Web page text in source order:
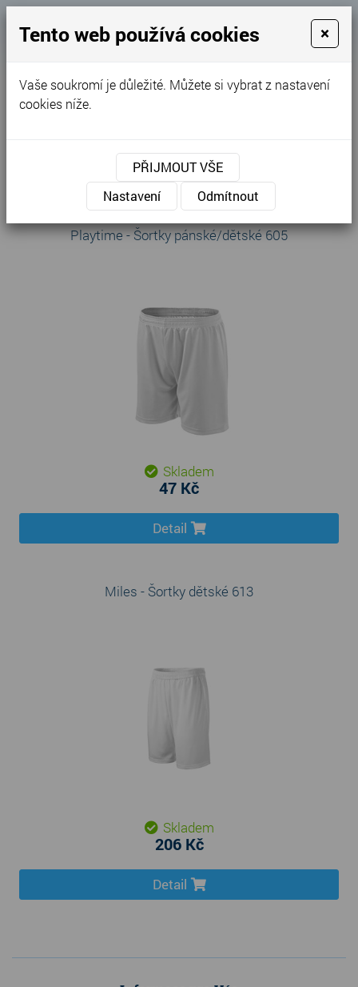
MENU
Dětské
Playtime - Šortky pánské/dětské 605
Skladem
47 Kč
Detail
Miles - Šortky dětské 613
Skladem
206 Kč
Detail
Tento web používá cookies ×
Vaše soukromí je důležité. Můžete si vybrat z nastavení
cookies níže.
PŘIJMOUT VŠE
Nastavení
Odmítnout